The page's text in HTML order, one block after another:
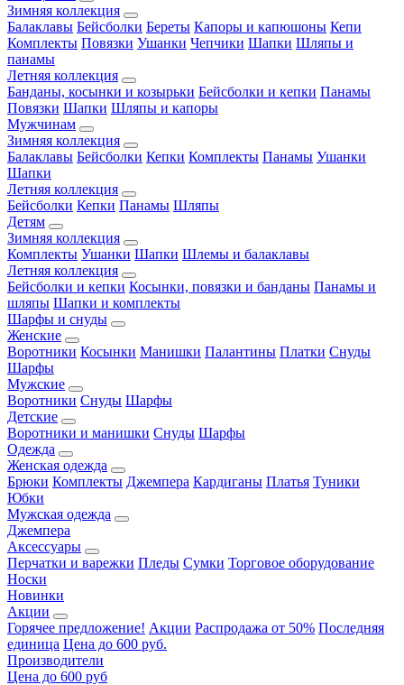
Зимняя коллекция
Балаклавы Бейсболки Береты Капоры и капюшоны Кепи
Комплекты Повязки Ушанки Чепчики Шапки Шляпы и
панамы
Летняя коллекция
Банданы, косынки и козырьки Бейсболки и кепки Панамы
Повязки Шапки Шляпы и капоры
Мужчинам
Зимняя коллекция
Балаклавы Бейсболки Кепки Комплекты Панамы Ушанки
Шапки
Летняя коллекция
Бейсболки Кепки Панамы Шляпы
Детям
Зимняя коллекция
Комплекты Ушанки Шапки Шлемы и балаклавы
Летняя коллекция
Бейсболки и кепки Косынки, повязки и банданы Панамы и
шляпы Шапки и комплекты
Шарфы и снуды
Женские
Воротники Косынки Манишки Палантины Платки Снуды
Шарфы
Мужские
Воротники Снуды Шарфы
Детские
Воротники и манишки Снуды Шарфы
Одежда
Женская одежда
Брюки Комплекты Джемпера Кардиганы Платья Туники
Юбки
Мужская одежда
Джемпера
Аксессуары
Перчатки и варежки Пледы Сумки Торговое оборудование
Носки
Новинки
Акции
Горячее предложение! Акции Распродажа от 50% Последняя
единица Цена до 600 руб.
Производители
Цена до 600 руб